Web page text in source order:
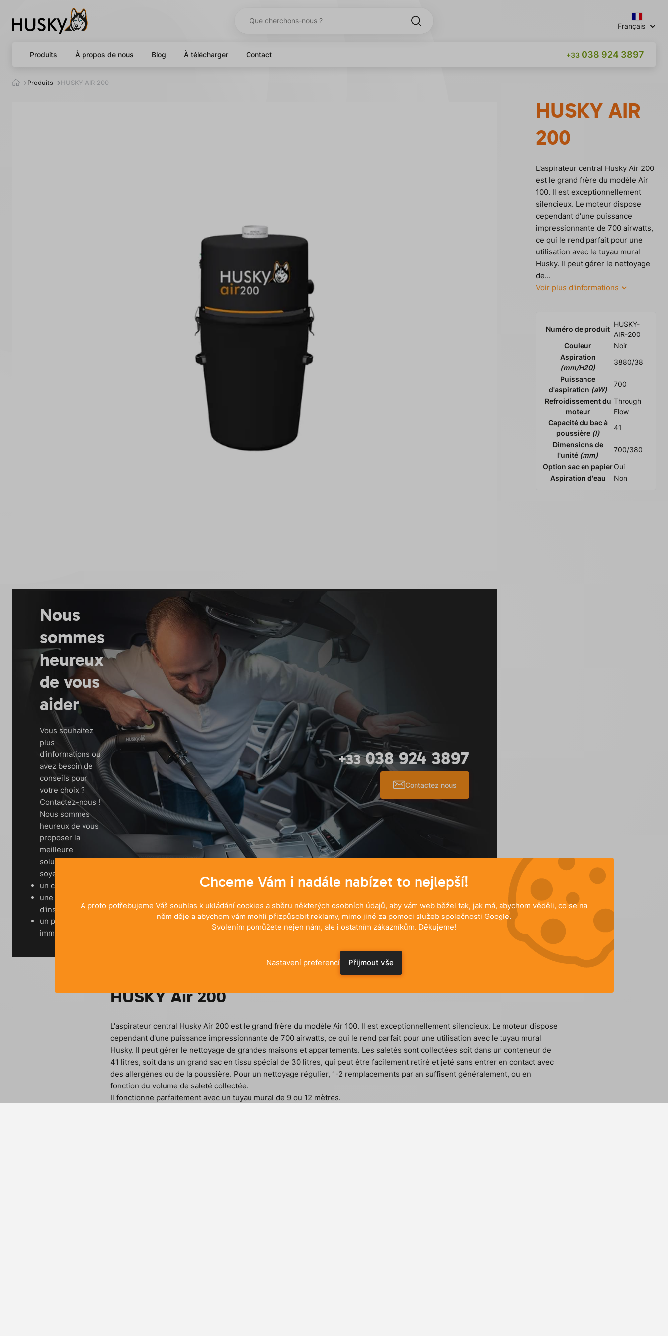
Français
Produits À propos de nous Blog À télécharger Contact +33 038 924 3897
h
Produits HUSKY AIR 200
HUSKY AIR
200
L'aspirateur central Husky Air 200
est le grand frère du modèle Air
100. Il est exceptionnellement
silencieux. Le moteur dispose
cependant d'une puissance
impressionnante de 700 airwatts,
ce qui le rend parfait pour une
utilisation avec le tuyau mural
Husky. Il peut gérer le nettoyage
de...
Voir plus d'informations
Numéro de produit
HUSKY-
AIR-200
Couleur
Noir
Aspiration
(mm/H20)
3880/38
Puissance
d'aspiration (aW)
700
Refroidissement du
moteur
Through
Flow
Capacité du bac à
poussière (l)
41
Dimensions de
l'unité (mm)
700/380
Option sac en papierOui
Aspiration d'eau
Non
Nous
sommes
heureux
de vous
aider
Vous souhaitez
plus
d'informations ou
avez besoin de
conseils pour
votre choix ?
Contactez-nous !
Nous sommes
heureux de vous
proposer la
meilleure
solution, que vous
soyez:
un client final
une entreprise
d'installation
un promoteur
immobilier
+33 038 924 3897
Contactez nous
HUSKY Air 200
L'aspirateur central Husky Air 200 est le grand frère du modèle Air 100. Il est exceptionnellement silencieux. Le moteur dispose
cependant d'une puissance impressionnante de 700 airwatts, ce qui le rend parfait pour une utilisation avec le tuyau mural
Husky. Il peut gérer le nettoyage de grandes maisons et appartements. Les saletés sont collectées soit dans un conteneur de
41 litres, soit dans un grand sac en tissu spécial de 30 litres, qui peut être facilement retiré et jeté sans entrer en contact avec
des allergènes ou de la poussière. Pour un nettoyage régulier, 1-2 remplacements par an suffisent généralement, ou en
fonction du volume de saleté collectée.
Il fonctionne parfaitement avec un tuyau mural de 9 ou 12 mètres.
Chceme Vám i nadále nabízet to nejlepší!
A proto potřebujeme Váš souhlas k ukládání cookies a sběru některých osobních údajů, aby vám web běžel tak, jak má, abychom věděli, co se na
něm děje a abychom vám mohli přizpůsobit reklamy, mimo jiné za pomoci služeb společnosti Google.
Svolením pomůžete nejen nám, ale i ostatním zákazníkům. Děkujeme!
Nastavení preferencí Přijmout vše